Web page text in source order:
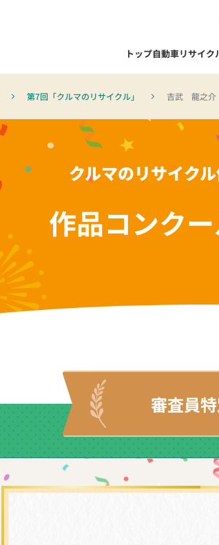
トップ自動車リサイク
1-1. 自動
要
1-1-3.
第7回「クルマのリサイクル」 吉武 龍之介
クルマのリサイク
作品コンク
審査員